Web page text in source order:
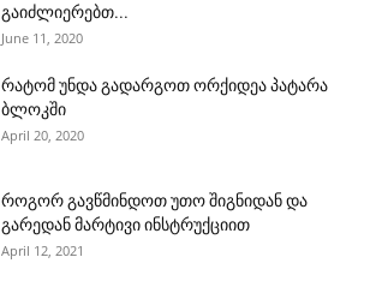
გაიძლიერებთ...
June 11, 2020
რატომ უნდა გადარგოთ ორქიდეა პატარა
ბლოკში
April 20, 2020
როგორ გავწმინდოთ უთო შიგნიდან და
გარედან მარტივი ინსტრუქციით
April 12, 2021